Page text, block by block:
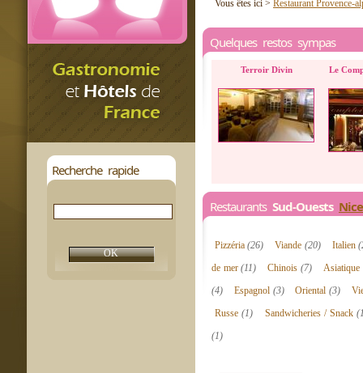
Recherche rapide
Vous êtes ici > Restaurant Provence-
Quelques restos sympas
Terroir Divin Le
Restaurants Sud-Ouests Nice
Pizzéria(26) Viande (20) Italien
de mer(11) Chinois (7) Asiatique
(4)
Espagnol (3) Oriental(3)
Russe(1) Sandwicheries / Snack
(1)